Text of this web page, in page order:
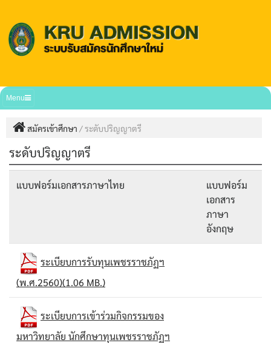
Menu
สมัครเข้าศึกษา /ระดับปริญญาตรี
ระดับปริญญาตรี
แบบฟอร์มเอกสารภาษาไทย
แบบฟอร์ม
เอกสาร
ภาษา
อังกฤษ
ระเบียบการรับทุนเพชรราชภัฏฯ
(พ.ศ.2560)(1.06 MB.)
ระเบียบการเข้าร่วมกิจกรรมของ
มหาวิทยาลัย นักศึกษาทุนเพชรราชภัฏฯ